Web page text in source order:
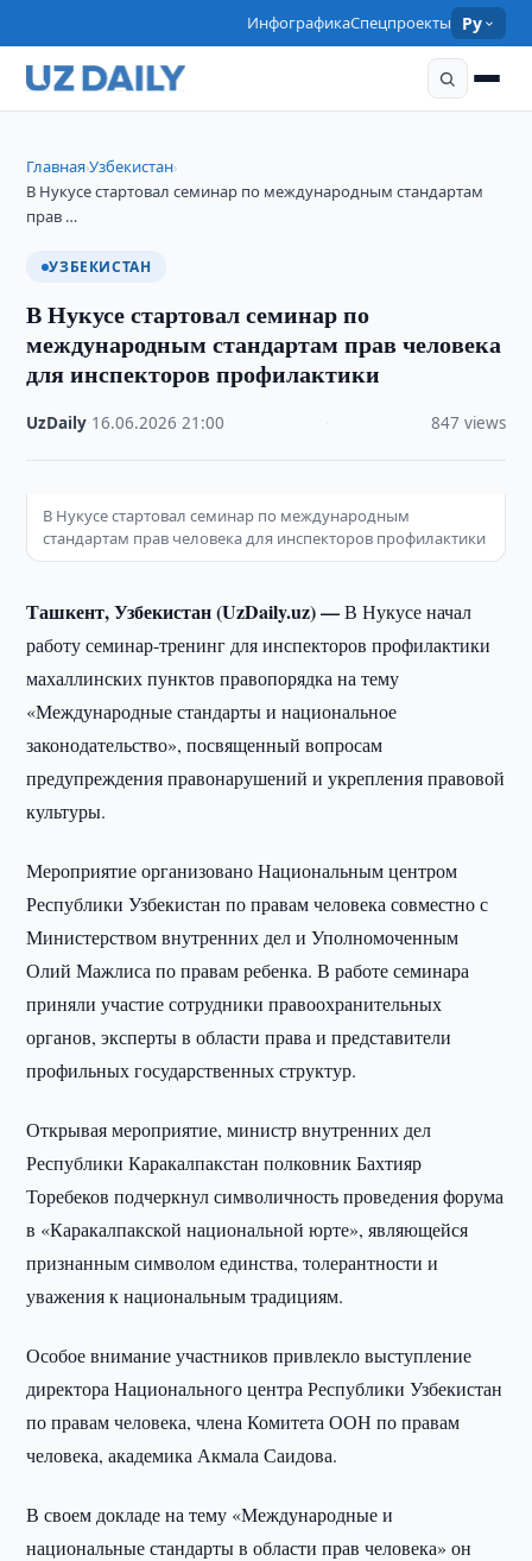
ИнфографикаСпецпроекты Ру
Главная›Узбекистан›
В Нукусе стартовал семинар по международным стандартам
прав …
УЗБЕКИСТАН
В Нукусе стартовал семинар по
международным стандартам прав человека
для инспекторов профилактики
UzDaily 16.06.2026 ·21:00 847 views
В Нукусе стартовал семинар по международным
стандартам прав человека для инспекторов профилактики
Ташкент, Узбекистан (UzDaily.uz) —В Нукусе начал
работу семинар-тренинг для инспекторов профилактики
махаллинских пунктов правопорядка на тему
«Международные стандарты и национальное
законодательство», посвященный вопросам
предупреждения правонарушений и укрепления правовой
культуры.
Мероприятие организовано Национальным центром
Республики Узбекистан по правам человека совместно с
Министерством внутренних дел и Уполномоченным
Олий Мажлиса по правам ребенка. В работе семинара
приняли участие сотрудники правоохранительных
органов, эксперты в области права и представители
профильных государственных структур.
Открывая мероприятие, министр внутренних дел
Республики Каракалпакстан полковник Бахтияр
Торебеков подчеркнул символичность проведения форума
в «Каракалпакской национальной юрте», являющейся
признанным символом единства, толерантности и
уважения к национальным традициям.
Особое внимание участников привлекло выступление
директора Национального центра Республики Узбекистан
по правам человека, члена Комитета ООН по правам
человека, академика Акмала Саидова.
В своем докладе на тему «Международные и
национальные стандарты в области прав человека» он